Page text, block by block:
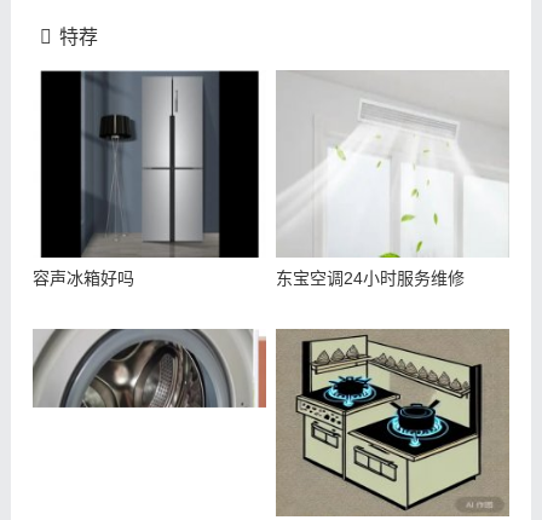
特荐
容声冰箱好吗 东宝空调24小时服务维修